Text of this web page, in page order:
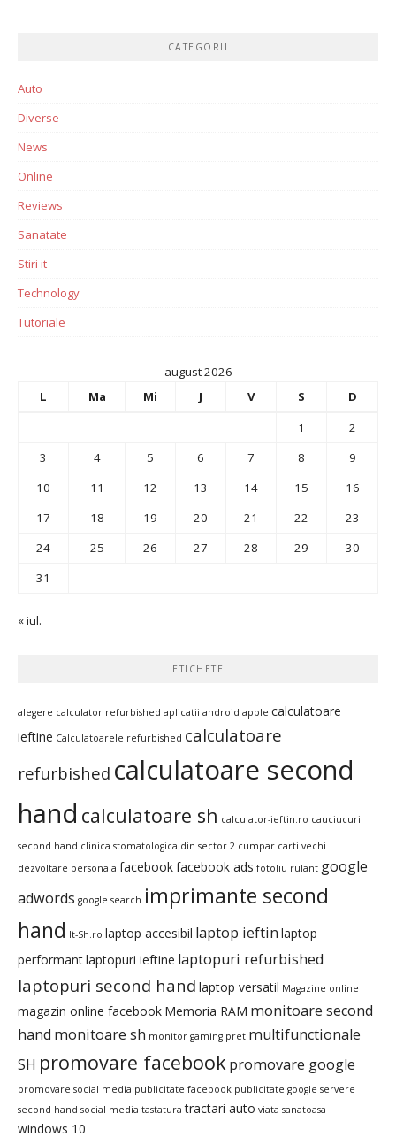
CATEGORII
Auto
Diverse
News
Online
Reviews
Sanatate
Stiri it
Technology
Tutoriale
august 2026
L
Ma Mi J V S
D
1
2
3
4 5 6 7 8
9
10
11 12 13 14 15
16
17
18 19 20 21 22
23
24
25 26 27 28 29
30
31
« iul.
ETICHETE
alegere calculator refurbished aplicatii android apple calculatoare
ieftine Calculatoarele refurbished calculatoare
refurbished calculatoare second
hand calculatoare sh calculator-ieftin.ro cauciucuri
second hand clinica stomatologica din sector 2 cumpar carti vechi
dezvoltare personala facebookfacebook ads fotoliu rulant google
adwords google search imprimante second
hand It-Sh.ro laptop accesibil laptop ieftin laptop
performantlaptopuri ieftine laptopuri refurbished
laptopuri second hand laptop versatil Magazine online
magazin online facebook Memoria RAM monitoare second
hand monitoare sh monitor gaming pret multifunctionale
SH promovare facebookpromovare google
promovare social media publicitate facebook publicitate google servere
second hand social media tastatura tractari auto viata sanatoasa
windows 10